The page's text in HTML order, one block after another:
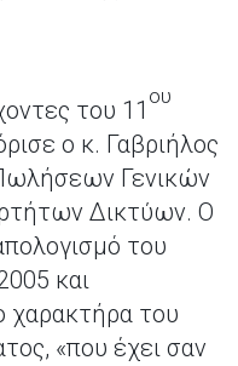
του 11 ου
ο κ. Γαβριήλος
Γενικών
Δικτύων. Ο
του
και
χαρακτήρα του
«που έχει σαν